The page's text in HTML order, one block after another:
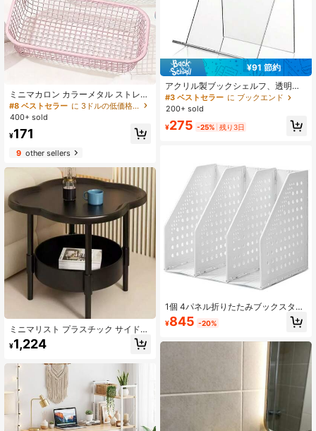
ミニマカロン カラーメタル ストレー
ジバスケット、ファッショナブルな
デスクトップオーガナイザーラッ
ション、マルチファンクション デス
スデスクやバニティに適していま
ジボックス、滑らかな縁、メイクア
ップ&ジュエリーオーガナイザー、リ
ップスティック、ピアス、ネックレ
ス、ヘアクリップなどを収納できま
す
#8 ベストセラー
に 3ドルの低価格商品 バスケット、ビン、コンテナ
400+ sold
¥171
9other sellers
ミニマリスト プラスチック サイドテ
ーブル - 超安定で耐久性のあるクロ
ーバーデザイン ベッドサイドキャビ
収納
¥1,224
¥91 節約
アクリル製ブックシェルフ、透明デ
ィスプレイラック、傾斜デスクトッ
プオーガナイザー、製品スタンド、
#3 ベストセラー に ブックエンド
200+ sold
¥275 -25% 残り3日
1個 4パネル折りたたみブックスタン
ド、調整可能な学生デスクブックホ
ルダー、折りたたみファイルオーガ
ィス&学校用品、ホーム、ブックデコ
レーション、本棚の整理、スタイリ
ッシュな本の展示に適しています。
大容量、頑丈、デスクストレージ、
デスクトップデコレーション、学生
ギフト、学習部屋の整理、便利な収
納、ルームデコレーション、オフィ
スデスクアクセサリー、リビングル
ームデコレーション、入学祝いのギ
¥845 -20%